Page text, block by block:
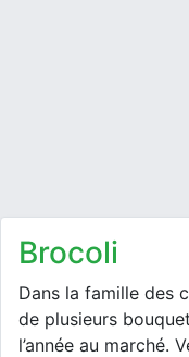
brocoli
Dans la famille des
de plusieurs
l’année au marché.